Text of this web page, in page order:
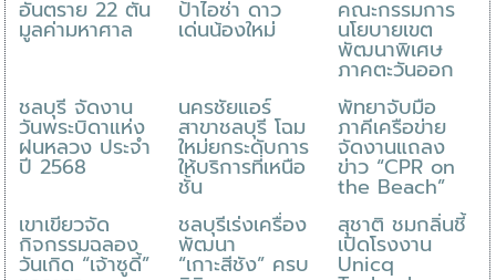
อันตราย 22 ตัน
มูลค่ามหาศาล
ป้าไอซ่า ดาว
เด่นน้องใหม่
คณะกรรมการ
นโยบายเขต
พัฒนาพิเศษ
ภาคตะวันออก
ชลบุรี จัดงาน
วันพระบิดาแห่ง
ฝนหลวง ประจำ
ปี 2568
นครชัยแอร์
สาขาชลบุรี โฉม
ใหม่ยกระดับการ
ให้บริการที่เหนือ
ชั้น
พัทยาจับมือ
ภาคีเครือข่าย
จัดงานแถลง
ข่าว “CPR on
the Beach”
เขาเขียวจัด
กิจกรรมฉลอง
วันเกิด “เจ้าซูดี้”
ชลบุรีเร่งเครื่อง
พัฒนา
“เกาะสีชัง” ครบ
สุชาติ ชมกลิ่นชี้
เปิดโรงงาน
Unicq